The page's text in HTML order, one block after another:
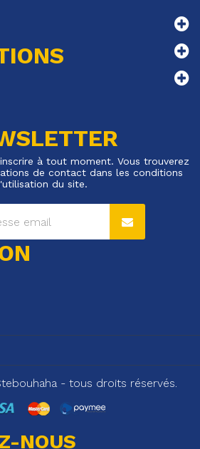
à tout moment. Vous trouverez
de contact dans les conditions
du site.
- tous droits réservés.
NOUS